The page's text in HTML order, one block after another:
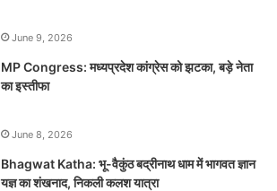
June 9, 2026
MP Congress: मध्यप्रदेश कांग्रेस को झटका, बड़े नेता
का इस्तीफा
June 8, 2026
Bhagwat Katha: भू-वैकुंठ बद्रीनाथ धाम में भागवत ज्ञान
यज्ञ का शंखनाद, निकली कलश यात्रा